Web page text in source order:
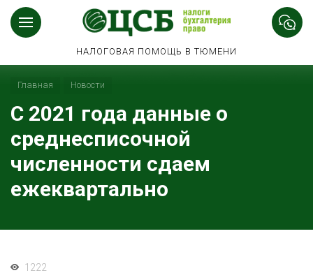
НАЛОГОВАЯ ПОМОЩЬ В ТЮМЕНИ
Главная Новости
С 2021 года данные о
среднесписочной
численности сдаем
ежеквартально
1222